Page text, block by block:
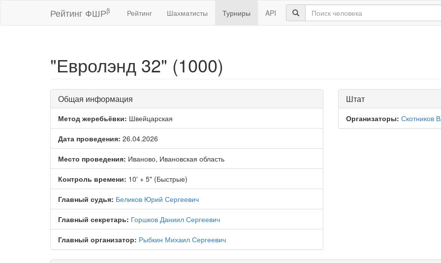
Рейтинг ФШРβ Рейтинг Шахматисты Турниры API
"Евролэнд 32" (1000)
Общая информация
Метод жеребьёвки: Швейцарская
Дата проведения: 26.04.2026
Место проведения: Иваново, Ивановская область
Контроль времени: 10' + 5" (Быстрые)
Главный судья: Беликов Юрий Сергеевич
Главный секретарь: Горшков Даниил Сергеевич
Главный организатор: Рыбкин Михаил Сергеевич
Штат
Организаторы: Скотников